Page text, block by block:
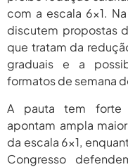
com a escala 6×1.
discutem propostas
que tratam da
graduais e a
formatos de semana
A pauta tem forte
apontam ampla
da escala 6×1,
Congresso